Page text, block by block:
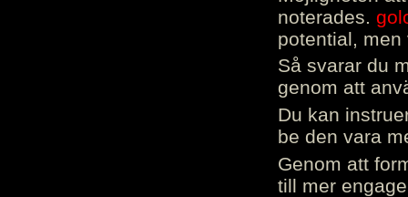
noterades.
potential, men
Så svarar du
genom att
Du kan
be den vara
Genom att
till mer